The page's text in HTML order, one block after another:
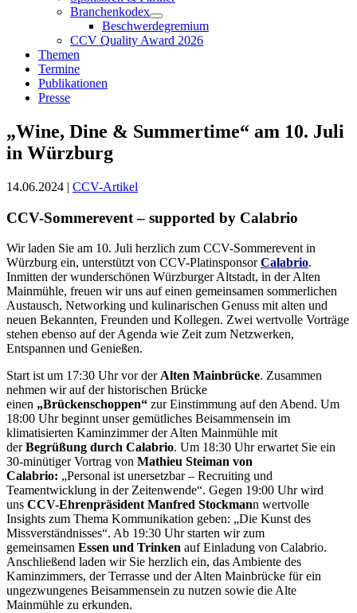
Branchenkodex
Beschwerdegremium
CCV Quality Award 2026
Themen
Termine
Publikationen
Presse
„Wine, Dine & Summertime“ am 10. Juli
in Würzburg
14.06.2024 | CCV-Artikel
CCV-Sommerevent – supported by Calabrio
Wir laden Sie am 10. Juli herzlich zum CCV-Sommerevent in
Würzburg ein, unterstützt von CCV-PlatinsponsorCalabrio.
Inmitten der wunderschönen Würzburger Altstadt, in der Alten
Mainmühle, freuen wir uns auf einen gemeinsamen sommerlichen
Austausch, Networking und kulinarischen Genuss mit alten und
neuen Bekannten, Freunden und Kollegen. Zwei wertvolle Vorträge
stehen ebenso auf der Agenda wie Zeit zum Netzwerken,
Entspannen und Genießen.
Start ist um 17:30 Uhr vor der Alten Mainbrücke. Zusammen
nehmen wir auf der historischen Brücke
einen „Brückenschoppen“ zur Einstimmung auf den Abend. Um
18:00 Uhr beginnt unser gemütliches Beisammensein im
klimatisierten Kaminzimmer der Alten Mainmühle mit
derBegrüßung durch Calabrio. Um 18:30 Uhr erwartet Sie ein
30-minütiger Vortrag von Mathieu Steiman von
Calabrio: „Personal ist unersetzbar – Recruiting und
Teamentwicklung in der Zeitenwende“. Gegen 19:00 Uhr wird
uns CCV-Ehrenpräsident Manfred Stockmann wertvolle
Insights zum Thema Kommunikation geben: „Die Kunst des
Missverständnisses“. Ab 19:30 Uhr starten wir zum
gemeinsamen Essen und Trinken auf Einladung von Calabrio.
Anschließend laden wir Sie herzlich ein, das Ambiente des
Kaminzimmers, der Terrasse und der Alten Mainbrücke für ein
ungezwungenes Beisammensein zu nutzen sowie die Alte
Mainmühle zu erkunden.